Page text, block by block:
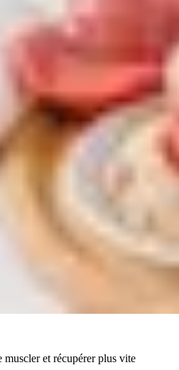
muscler et récupérer plus vite